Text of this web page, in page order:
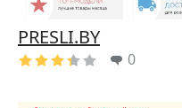
PRESLI.BY
0